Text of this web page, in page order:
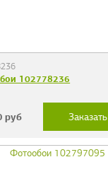
102778236
руб Заказать